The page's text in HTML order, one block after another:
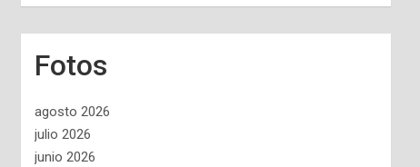
Fotos
agosto 2026
julio 2026
junio 2026